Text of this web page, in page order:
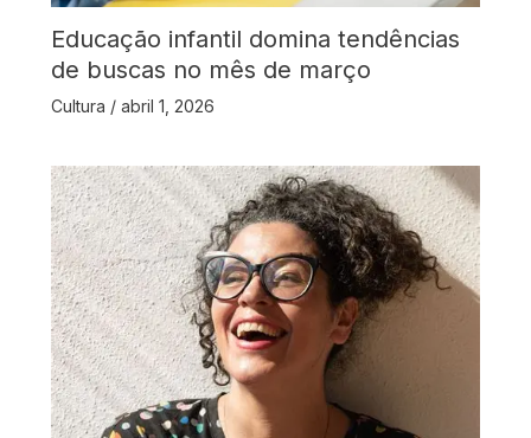
Educação infantil domina tendências
de buscas no mês de março
Cultura / abril 1, 2026